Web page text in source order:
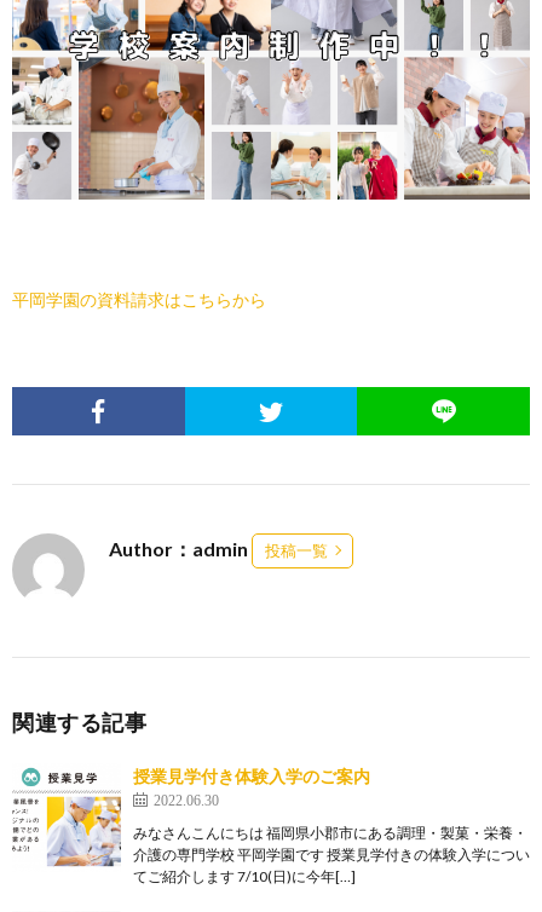
平岡学園の資料請求はこちらから
Author：admin 投稿一覧
関連する記事
授業見学付き体験入学のご案内
2022.06.30
みなさんこんにちは 福岡県小郡市にある調理・製菓・栄養・
介護の専門学校 平岡学園です 授業見学付きの体験入学につい
てご紹介します 7/10(日)に今年[…]